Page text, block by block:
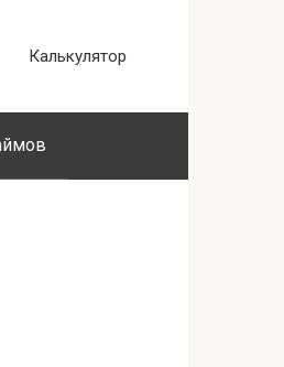
Калькулятор